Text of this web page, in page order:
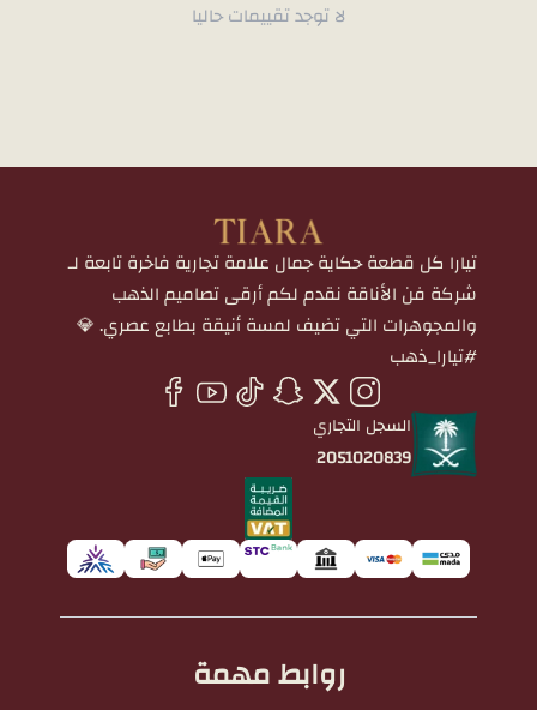
لا توجد تقييمات حاليا
تيارا كل قطعة حكاية جمال علامة تجارية فاخرة تابعة لـ
شركة فن الأناقة نقدم لكم أرقى تصاميم الذهب
والمجوهرات التي تضيف لمسة أنيقة بطابع عصري. 💎
#تيارا_ذهب
السجل التجاري
2051020839
روابط مهمة